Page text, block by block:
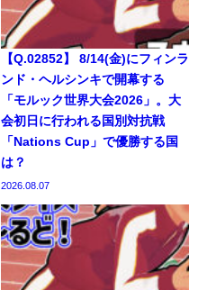
【Q.02852】 8/14(金)にフィンラ
ンド・ヘルシンキで開幕する
「モルック世界大会2026」。大
会初日に行われる国別対抗戦
「Nations Cup」で優勝する国
は？
2026.08.07